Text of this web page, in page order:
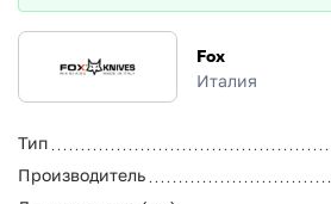
Fox
Италия
Тип
Производитель